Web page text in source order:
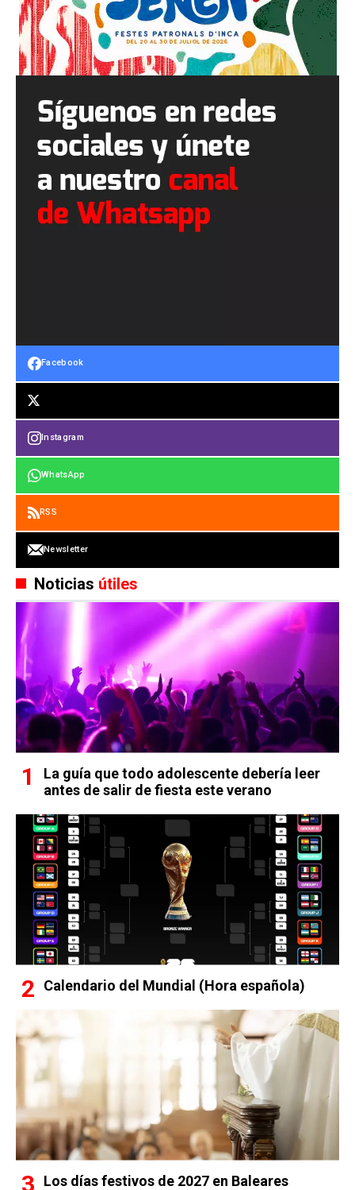
Facebook
Instagram
WhatsApp
RSS
Newsletter
Noticias útiles
La guía que todo adolescente debería leer
antes de salir de fiesta este verano
Calendario del Mundial (Hora española)
Los días festivos de 2027 en Baleares